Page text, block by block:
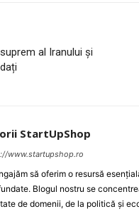
al Iranului și
StartUpShop
www.startupshop.ro
să oferim o resursă
Blogul nostru se
de domenii, de la politică și